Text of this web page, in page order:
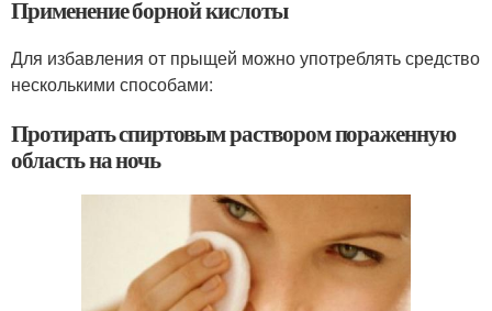
Применение борной кислоты
Для избавления от прыщей можно употреблять средство
несколькими способами:
Протирать спиртовым раствором пораженную
область на ночь